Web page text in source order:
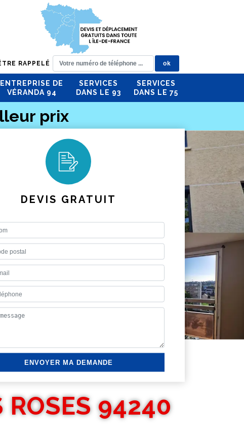
RAPPELÉ
ENTREPRISE DE
VÉRANDA 94
SERVICES
DANS LE 93
SERVICES
DANS LE 75
prix
DEVIS GRATUIT
ROSES 94240